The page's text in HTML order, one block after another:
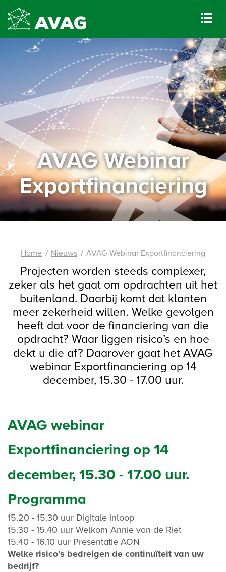
AVAG Webinar
Exportfinanciering
Home Nieuws AVAG Webinar Exportfinanciering
Projecten worden steeds complexer,
zeker als het gaat om opdrachten uit het
buitenland. Daarbij komt dat klanten
meer zekerheid willen. Welke gevolgen
heeft dat voor de financiering van die
opdracht? Waar liggen risico’s en hoe
dekt u die af? Daarover gaat het AVAG
webinar Exportfinanciering op 14
december, 15.30 - 17.00 uur.
AVAG webinar
Exportfinanciering op 14
december, 15.30 - 17.00 uur.
Programma
15.20 - 15.30 uur Digitale inloop
15.30 - 15.40 uur Welkom Annie van de Riet
15.40 - 16.10 uur Presentatie AON
Welke risico’s bedreigen de continuïteit van uw
bedrijf?